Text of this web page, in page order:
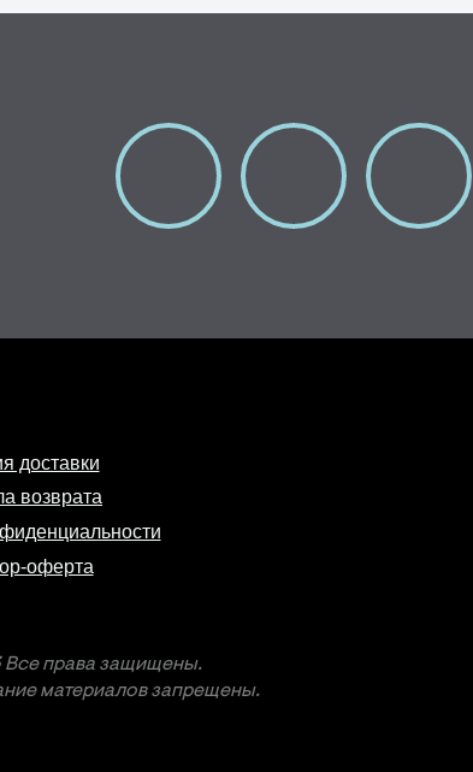
доставки
возврата
оферта
Все права защищены.
материалов запрещены.